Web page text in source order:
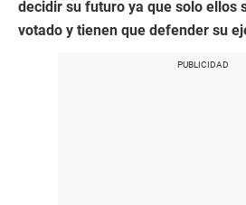
decidir su futuro ya que solo ellos
votado y tienen que defender su